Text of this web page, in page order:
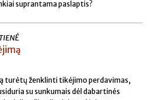
suprantama paslaptis?
turėtų ženklinti tikėjimo perdavimas,
su sunkumais dėl dabartinės